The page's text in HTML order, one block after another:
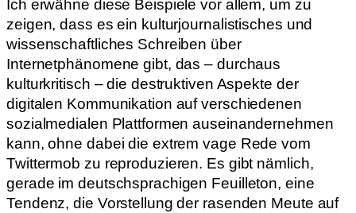
Ich erwähne diese Beispiele vor allem, um zu
zeigen, dass es ein kulturjournalistisches und
wissenschaftliches Schreiben über
Internetphänomene gibt, das – durchaus
kulturkritisch – die destruktiven Aspekte der
digitalen Kommunikation auf verschiedenen
sozialmedialen Plattformen auseinandernehmen
kann, ohne dabei die extrem vage Rede vom
Twittermob zu reproduzieren. Es gibt nämlich,
gerade im deutschsprachigen Feuilleton, eine
Tendenz, die Vorstellung der rasenden Meute auf